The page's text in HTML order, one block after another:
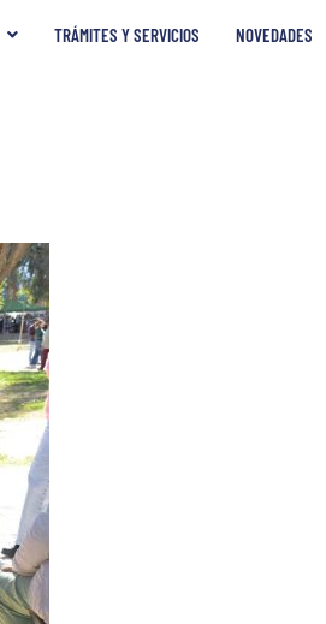
TRÁMITES Y SERVICIOS NOVEDADES